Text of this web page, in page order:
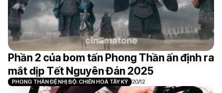
Phần 2 của bom tấn Phong Thần ấn định ra
mắt dịp Tết Nguyên Đán 2025
PHONG THẦN ĐỆ NHỊ BỘ: CHIẾN HOẢ TÂY KỲ 20/12